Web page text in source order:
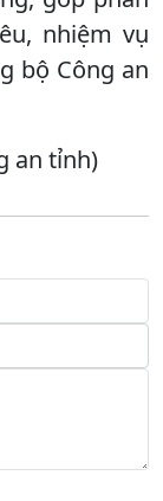
nhiệm vụ
bộ Công an
an tỉnh)